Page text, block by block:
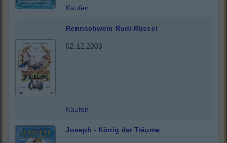
Kaufen
Rennschwein Rudi Rüssel
02.12.2003
Kaufen
Joseph - König der Träume